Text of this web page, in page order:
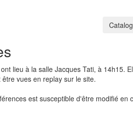
lieu à la salle Jacques Tati, à 14h15.
vues en replay sur le site.
est susceptible d'être modifié en